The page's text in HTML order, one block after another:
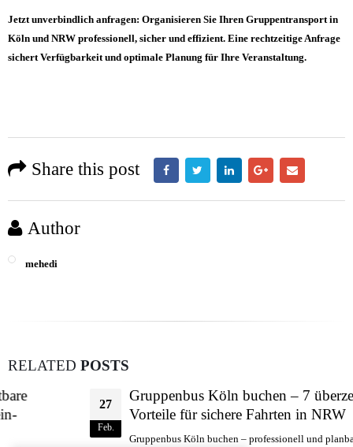
Jetzt unverbindlich anfragen: Organisieren Sie Ihren Gruppentransport in
Köln und NRW professionell, sicher und effizient. Eine rechtzeitige Anfrage
sichert Verfügbarkeit und optimale Planung für Ihre Veranstaltung.
Share this post
Author
mehedi
RELATED POSTS
27
Gruppenbus Köln buchen – 7 überzeugende
Vorteile für sichere Fahrten in NRW
Gruppenbus Köln buchen – professionell und planbar unterwegs